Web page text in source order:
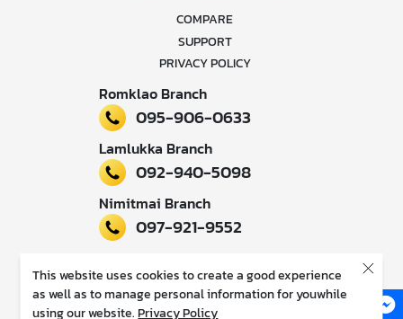
COMPARE
SUPPORT
PRIVACY POLICY
Romklao Branch
095-906-0633
Lamlukka Branch
092-940-5098
Nimitmai Branch
097-921-9552
Follow our news
This website uses cookies to create a good experience
as well as to manage personal information for youwhile
using our website. Privacy Policy